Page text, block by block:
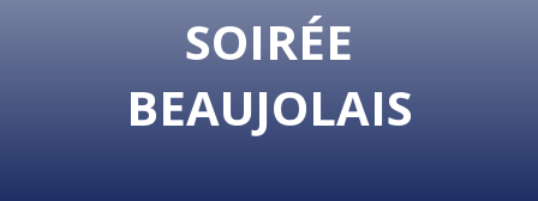
SOIRÉE
BEAUJOLAIS